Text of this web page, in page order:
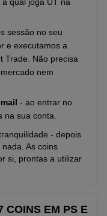
qual joga UT na
sessão no seu
e executamos a
Trade. Não precisa
nem
- ao entrar no
na sua conta.
- depois
As coins
si, prontas a utilizar
COINS EM PS E